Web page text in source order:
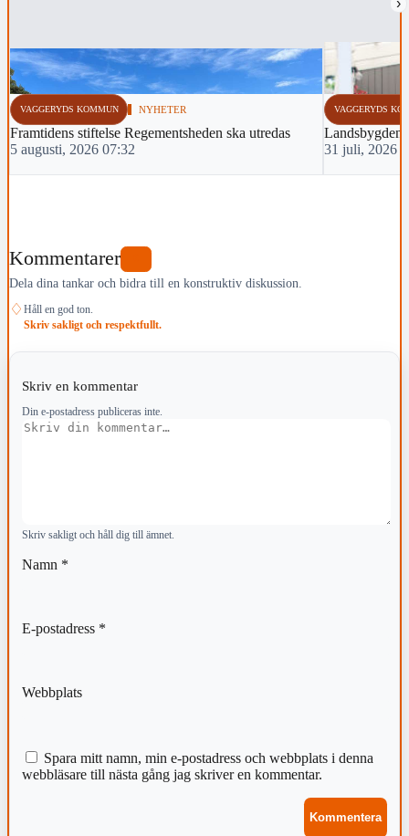
VAGGERYDS KOMMUN NYHETER
Framtidens stiftelse Regementsheden ska utredas
5 augusti, 2026 07:32
VAGGERYDS
Landsbygden
31 juli, 2026
Kommentarer
Dela dina tankar och bidra till en konstruktiv diskussion.
♢ Håll en god ton.
Skriv sakligt och respektfullt.
Skriv en kommentar
Din e-postadress publiceras inte.
Kommentar
Skriv sakligt och håll dig till ämnet.
Namn *
E-postadress *
Webbplats
Spara mitt namn, min e-postadress och webbplats i denna
webbläsare till nästa gång jag skriver en kommentar.